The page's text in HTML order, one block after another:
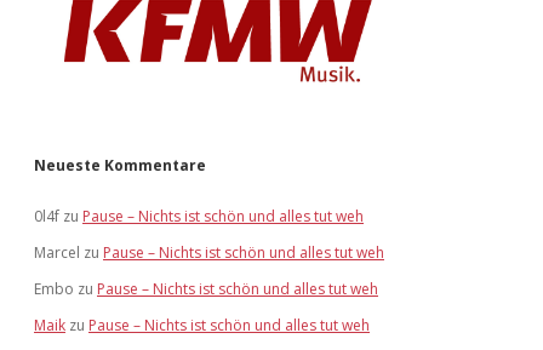
Neueste Kommentare
0l4f zu Pause – Nichts ist schön und alles tut weh
Marcel zu Pause – Nichts ist schön und alles tut weh
Embo zu Pause – Nichts ist schön und alles tut weh
Maik zu Pause – Nichts ist schön und alles tut weh